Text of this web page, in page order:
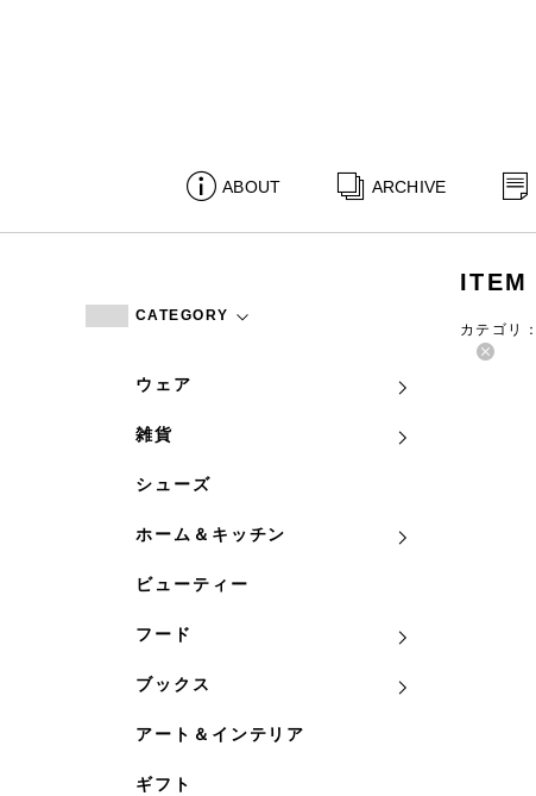
ABOUT ARCHIVE
CATEGORY
ウェア
雑貨
シューズ
ホーム＆キッチン
ビューティー
フード
ブックス
アート＆インテリア
ギフト
ITEM
カテゴリ